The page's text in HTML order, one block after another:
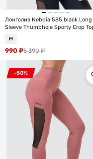
Лонгслив Nebbia 585 black Long
Sleeve Thumbhole Sporty Crop
M
5 390₽
990 ₽
-50%